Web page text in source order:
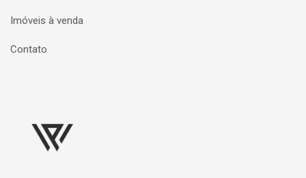
Imóveis à venda
Contato